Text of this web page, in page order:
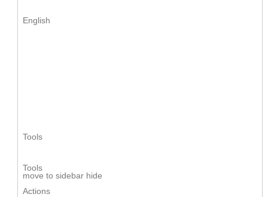
English
Tools
Tools
mοve to sidebar hide
Actions